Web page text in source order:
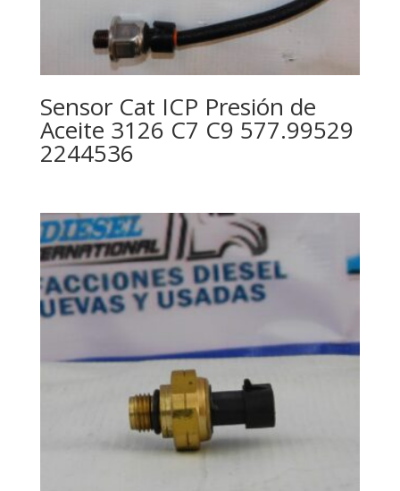
Sensor Cat ICP Presión de
Aceite 3126 C7 C9 577.99529
2244536